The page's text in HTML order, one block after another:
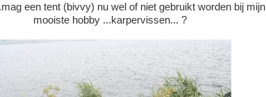
een tent (bivvy) nu wel of niet gebruikt worden bij mijn
mooiste hobby ...karpervissen... ?